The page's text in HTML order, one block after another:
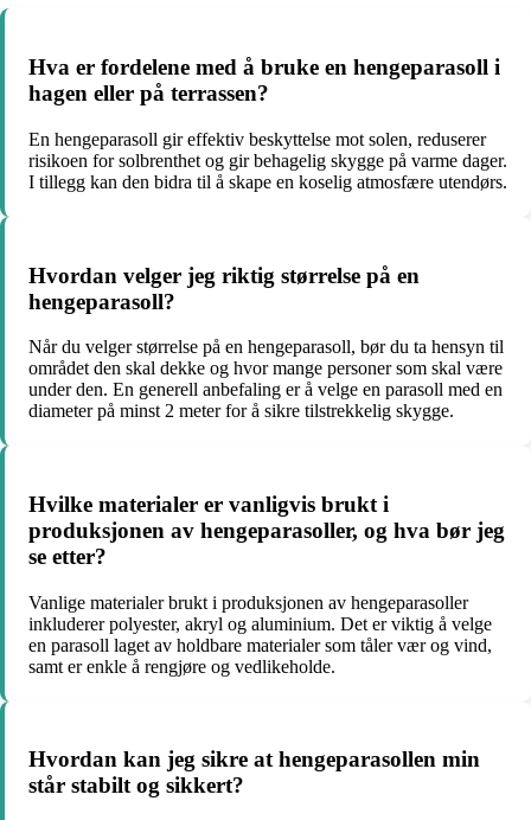
Hva er fordelene med å bruke en hengeparasoll i
hagen eller på terrassen?
En hengeparasoll gir effektiv beskyttelse mot solen, reduserer
risikoen for solbrenthet og gir behagelig skygge på varme dager.
I tillegg kan den bidra til å skape en koselig atmosfære utendørs.
Hvordan velger jeg riktig størrelse på en
hengeparasoll?
Når du velger størrelse på en hengeparasoll, bør du ta hensyn til
området den skal dekke og hvor mange personer som skal være
under den. En generell anbefaling er å velge en parasoll med en
diameter på minst 2 meter for å sikre tilstrekkelig skygge.
Hvilke materialer er vanligvis brukt i
produksjonen av hengeparasoller, og hva bør jeg
se etter?
Vanlige materialer brukt i produksjonen av hengeparasoller
inkluderer polyester, akryl og aluminium. Det er viktig å velge
en parasoll laget av holdbare materialer som tåler vær og vind,
samt er enkle å rengjøre og vedlikeholde.
Hvordan kan jeg sikre at hengeparasollen min
står stabilt og sikkert?